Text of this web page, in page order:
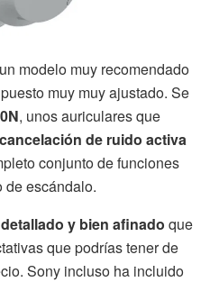
modelo muy recomendado
muy muy ajustado. Se
, unos auriculares que
de ruido activa
conjunto de funciones
de escándalo.
y bien afinado que
que podrías tener de
Sony incluso ha incluido